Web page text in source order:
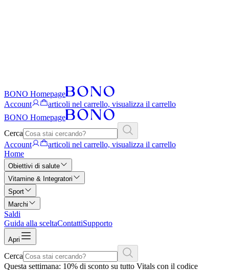
BONO Homepage
Account
articoli nel carrello, visualizza il carrello
BONO Homepage
Cerca
Account
articoli nel carrello, visualizza il carrello
Home
Obiettivi di salute
Vitamine & Integratori
Sport
Marchi
Saldi
Guida alla sceltaContattiSupporto
Apri
Cerca
Questa settimana: 10% di sconto su tutto Vitals con il codice